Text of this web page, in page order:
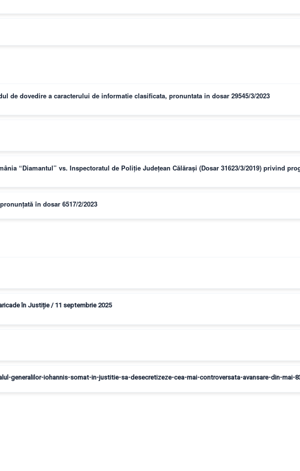
de dovedire a caracterului de informatie clasificata, pronuntata in dosar 29545/3/2023
“Diamantul” vs. Inspectoratul de Poliție Județean Călărași (Dosar 31623/3/2019) privind
în dosar 6517/2/2023
în Justiție / 11 septembrie 2025
generalilor-iohannis-somat-in-justitie-sa-desecretizeze-cea-mai-controversata-avansare-din-mai-